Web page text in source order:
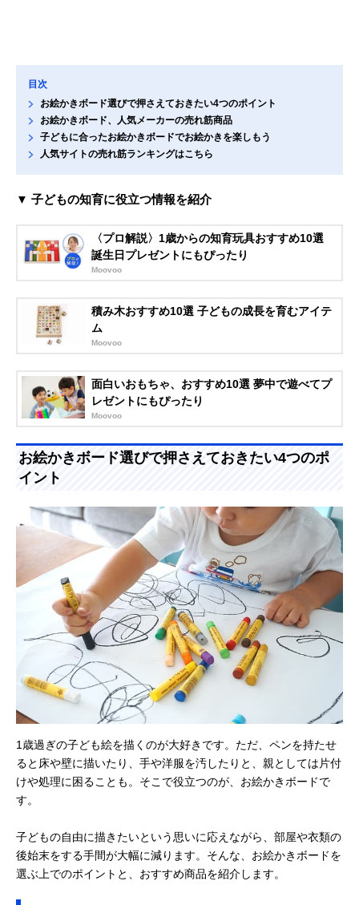
目次
お絵かきボード選びで押さえておきたい4つのポイント
お絵かきボード、人気メーカーの売れ筋商品
子どもに合ったお絵かきボードでお絵かきを楽しもう
人気サイトの売れ筋ランキングはこちら
▼ 子どもの知育に役立つ情報を紹介
〈プロ解説〉1歳からの知育玩具おすすめ10選
誕生日プレゼントにもぴったり
Moovoo
積み木おすすめ10選 子どもの成長を育むアイテ
ム
Moovoo
面白いおもちゃ、おすすめ10選 夢中で遊べてプ
レゼントにもぴったり
Moovoo
お絵かきボード選びで押さえておきたい4つのポ
イント
1歳過ぎの子ども絵を描くのが大好きです。ただ、ペンを持たせ
ると床や壁に描いたり、手や洋服を汚したりと、親としては片付
けや処理に困ることも。そこで役立つのが、お絵かきボードで
す。
子どもの自由に描きたいという思いに応えながら、部屋や衣類の
後始末をする手間が大幅に減ります。そんな、お絵かきボードを
選ぶ上でのポイントと、おすすめ商品を紹介します。